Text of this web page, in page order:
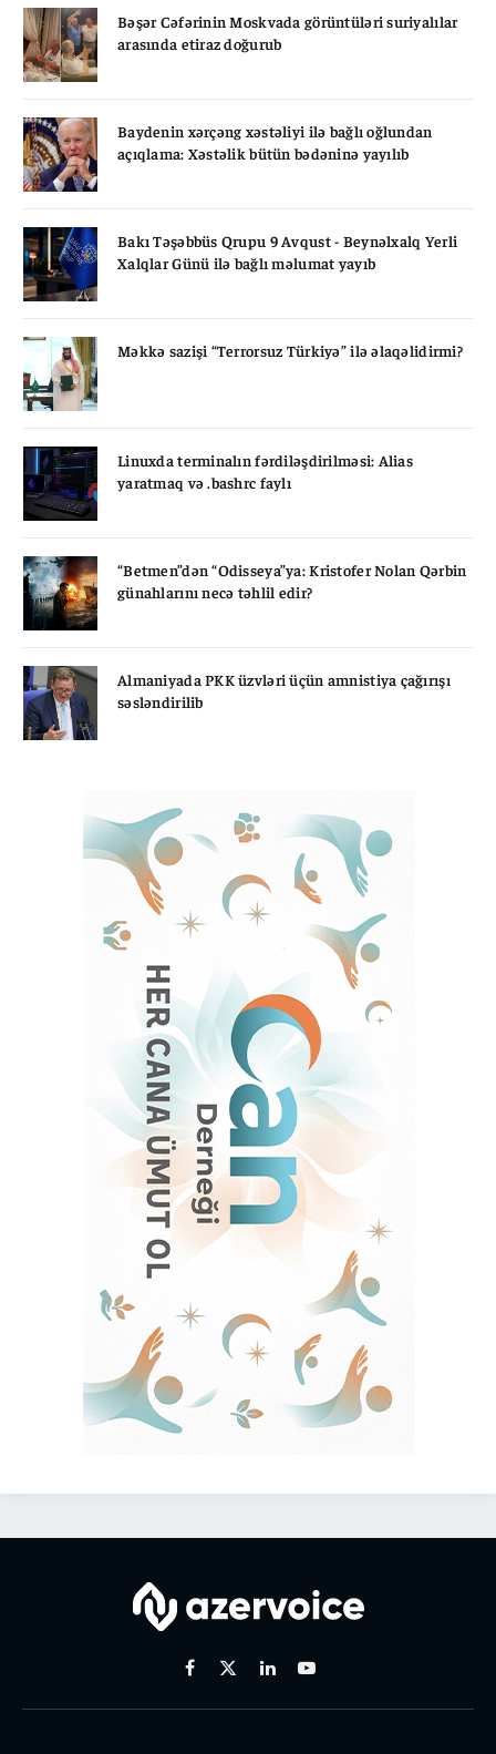
Bəşər Cəfərinin Moskvada görüntüləri suriyalılar
arasında etiraz doğurub
Baydenin xərçəng xəstəliyi ilə bağlı oğlundan
açıqlama: Xəstəlik bütün bədəninə yayılıb
Bakı Təşəbbüs Qrupu 9 Avqust - Beynəlxalq Yerli
Xalqlar Günü ilə bağlı məlumat yayıb
Məkkə sazişi “Terrorsuz Türkiyə” ilə əlaqəlidirmi?
Linuxda terminalın fərdiləşdirilməsi: Alias
yaratmaq və .bashrc faylı
“Betmen”dən “Odisseya”ya: Kristofer Nolan Qərbin
günahlarını necə təhlil edir?
Almaniyada PKK üzvləri üçün amnistiya çağırışı
səsləndirilib
Facebook
X
LinkedinYoutube